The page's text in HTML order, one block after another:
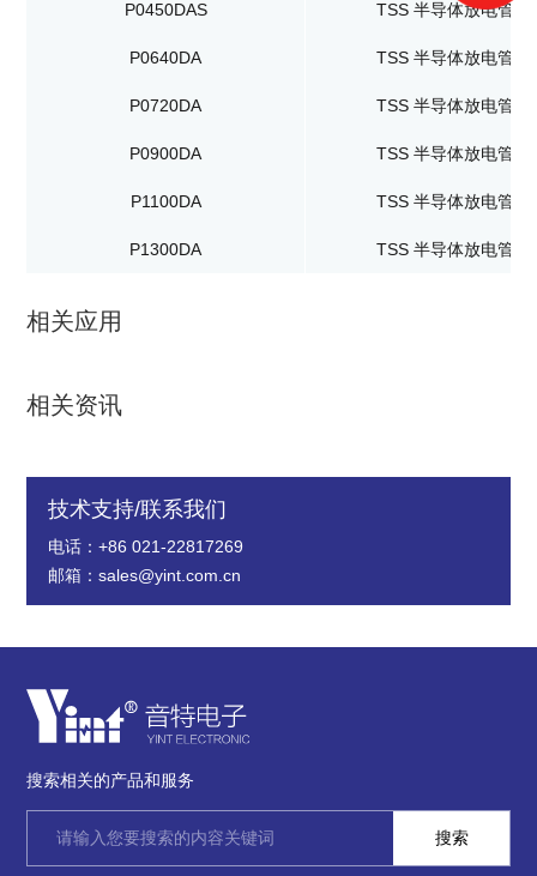
P0450DAS TSS 半导体放电管
P0640DA TSS 半导体放电管
P0720DA TSS 半导体放电管
P0900DA TSS 半导体放电管
P1100DA TSS 半导体放电管
P1300DA TSS 半导体放电管
相关应用
相关资讯
技术支持/联系我们
电话：+86 021-22817269
邮箱：sales@yint.com.cn
搜索相关的产品和服务